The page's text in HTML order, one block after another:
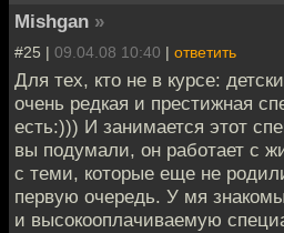
Mishgan »
#25 | 09.04.08 10:40 | ответить
Для тех, кто не в курсе:
очень редкая и престижная
есть:))) И занимается этот
вы подумали, он работает с
с теми, которые еще не
первую очередь. У мя
и высокооплачиваемую